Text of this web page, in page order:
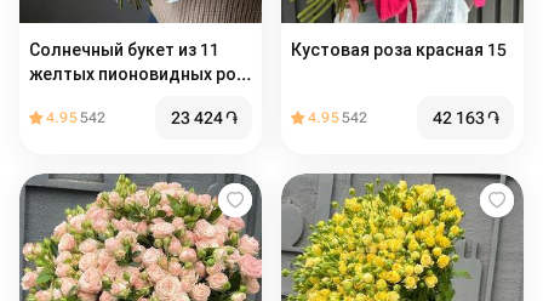
Солнечный букет из 11
желтых пионовидных роз
4.95542 23 424֏
Кустовая роза красная 15
4.95542 42 163֏